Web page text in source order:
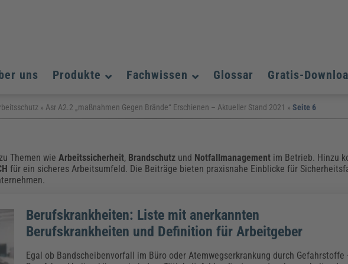
uns Produkte
Chemikalen & Gefahrstoffe
Gefahrstoffe & REACH
Assistenz und Office-Management
Bauen
Immobilienwirtschaft
Leitung, Organisation & Dokumentation
Datenschutz und IT-Sicherheit
Organisation & Dokumentation
Führung und Management
Weiterbildungen (AKADEMIE HERKERT)
Fachwissen
Assistenz und Office-Management
Führung und Management
Glossar Gratis-
Assistenz und Office-Management
Führung und Management
»Asr A2.2 „maßnahmen Gegen Brände“ Erschienen – Aktueller Stand 2021 »Seite 6
Themen wieArbeitssicherheit, Brandschutz und Notfallmanagement im Betrieb. Hinzu
für ein sicheres Arbeitsumfeld. Die Beiträge bieten praxisnahe Einblicke für
Berufskrankheiten: Liste mit anerkannten
Berufskrankheiten und Definition für Arbeitgeber
Egal ob Bandscheibenvorfall im Büro oder Atemwegserkrankung durch Gefahrstoffe